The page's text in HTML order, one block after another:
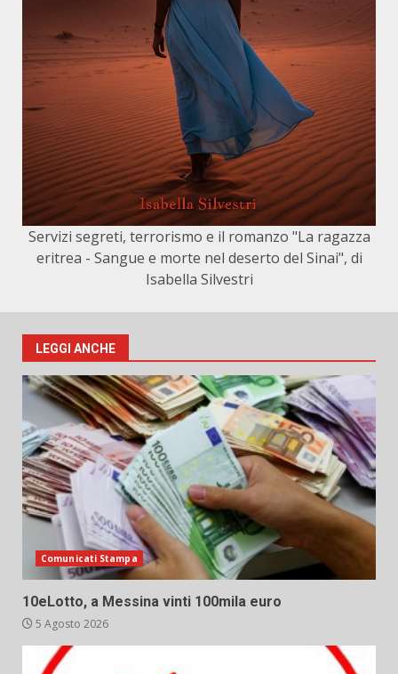
Servizi segreti, terrorismo e il romanzo "La ragazza
eritrea - Sangue e morte nel deserto del Sinai", di
Isabella Silvestri
LEGGI ANCHE
Comunicati Stampa
10eLotto, a Messina vinti 100mila euro
5 Agosto 2026